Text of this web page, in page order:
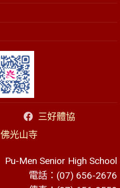
三好體協
佛光山寺
Pu-Men Senior High School
電話：(07) 656-2676